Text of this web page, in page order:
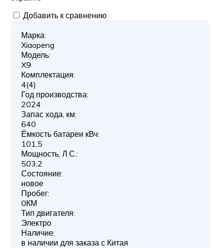
Добавить к сравнению
Марка:
Xiaopeng
Модель:
X9
Комплектация:
4(4)
Год производства:
2024
Запас хода, км:
640
Ёмкость батареи кВч:
101,5
Мощность, Л.С.:
503,2
Состояние:
новое
Пробег:
0КМ
Тип двигателя:
Электро
Наличие:
в наличии для заказа с Китая